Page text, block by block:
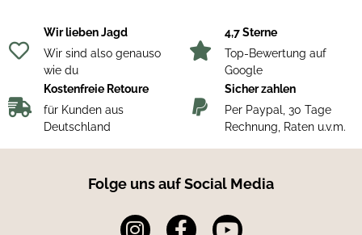
viele Taschen
verlängerter Rücken
Farbe: anthrazit
Materialien:
Obermaterial:100 % Polyester
Verstärkung:87 % Polyamid, 10 % Elasthan, 3 % Polyester
Wir lieben Jagd
Wir sind also genauso
wie du
4,7 Sterne
Top-Bewertung auf
Google
Kostenfreie Retoure
für Kunden aus
Deutschland
Sicher zahlen
Per Paypal, 30 Tage
Rechnung, Raten u.v.m.
Folge uns auf Social Media